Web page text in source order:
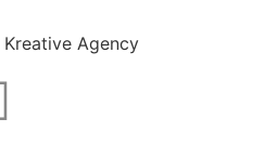
Kreative Agency